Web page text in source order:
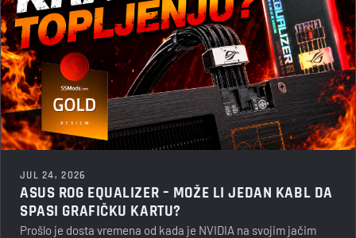
JUL 24, 2026
ASUS ROG EQUALIZER – MOŽE LI JEDAN KABL DA
SPASI GRAFIČKU KARTU?
Prošlo je dosta vremena od kada je NVIDIA na svojim jačim